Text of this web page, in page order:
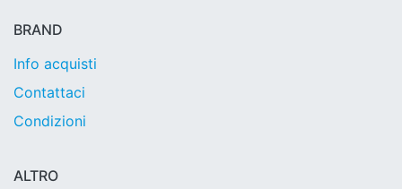
BRAND
Info acquisti
Contattaci
Condizioni
ALTRO